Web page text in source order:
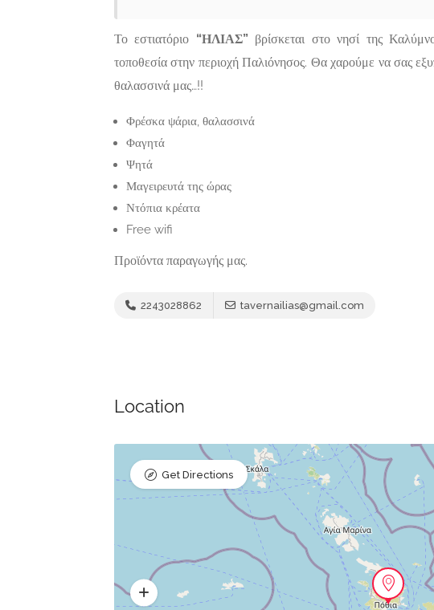
Το εστιατόριο “ΗΛΙΑΣ”βρίσκεται στο νησί της
τοποθεσία στην περιοχή Παλιόνησος. Θα χαρούμε να σας
θαλασσινά μας…!!
Φρέσκα ψάρια, θαλασσινά
Φαγητά
Ψητά
Μαγειρευτά της ώρας
Ντόπια κρέατα
Free wifi
Προϊόντα παραγωγής μας.
2243028862 tavernailias@gmail.com
Location
Get Directions
Featured
ΓΡΑΦΕΙΟ
ΔΙΕΚΠΕΡΑΙΩΣΕΩΝ
ΑΘΗΝΑ |
ΝΤΖΕΡΟΣ
ΒΑΣΙΛΕΙΟΣ
Πίνδου 12-14, Αθήνα,
Επισκευές